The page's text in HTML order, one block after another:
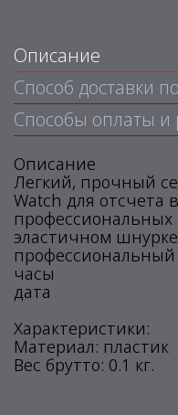
Описание
Способ доставки
Способы оплаты и
Описание
Легкий, прочный
Watch для отсчета
профессиональных
эластичном
профессиональный
часы
дата
Характеристики:
Материал: пластик
Вес брутто: 0.1 кг.